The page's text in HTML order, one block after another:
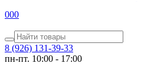
000
8 (926) 131-39-33
пн-пт. 10:00 - 17:00